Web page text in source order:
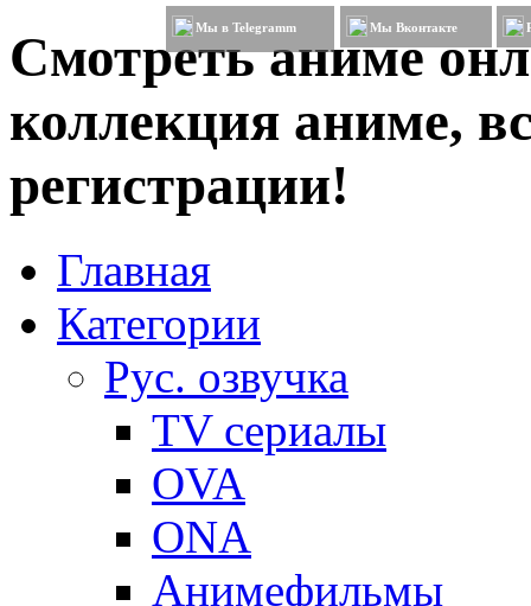
Смотреть аниме
коллекция аниме,
регистрации!
Мы в Telegramm Мы Вконтакте
Главная
Категории
Рус. озвучка
TV сериалы
OVA
ONA
Анимефильмы